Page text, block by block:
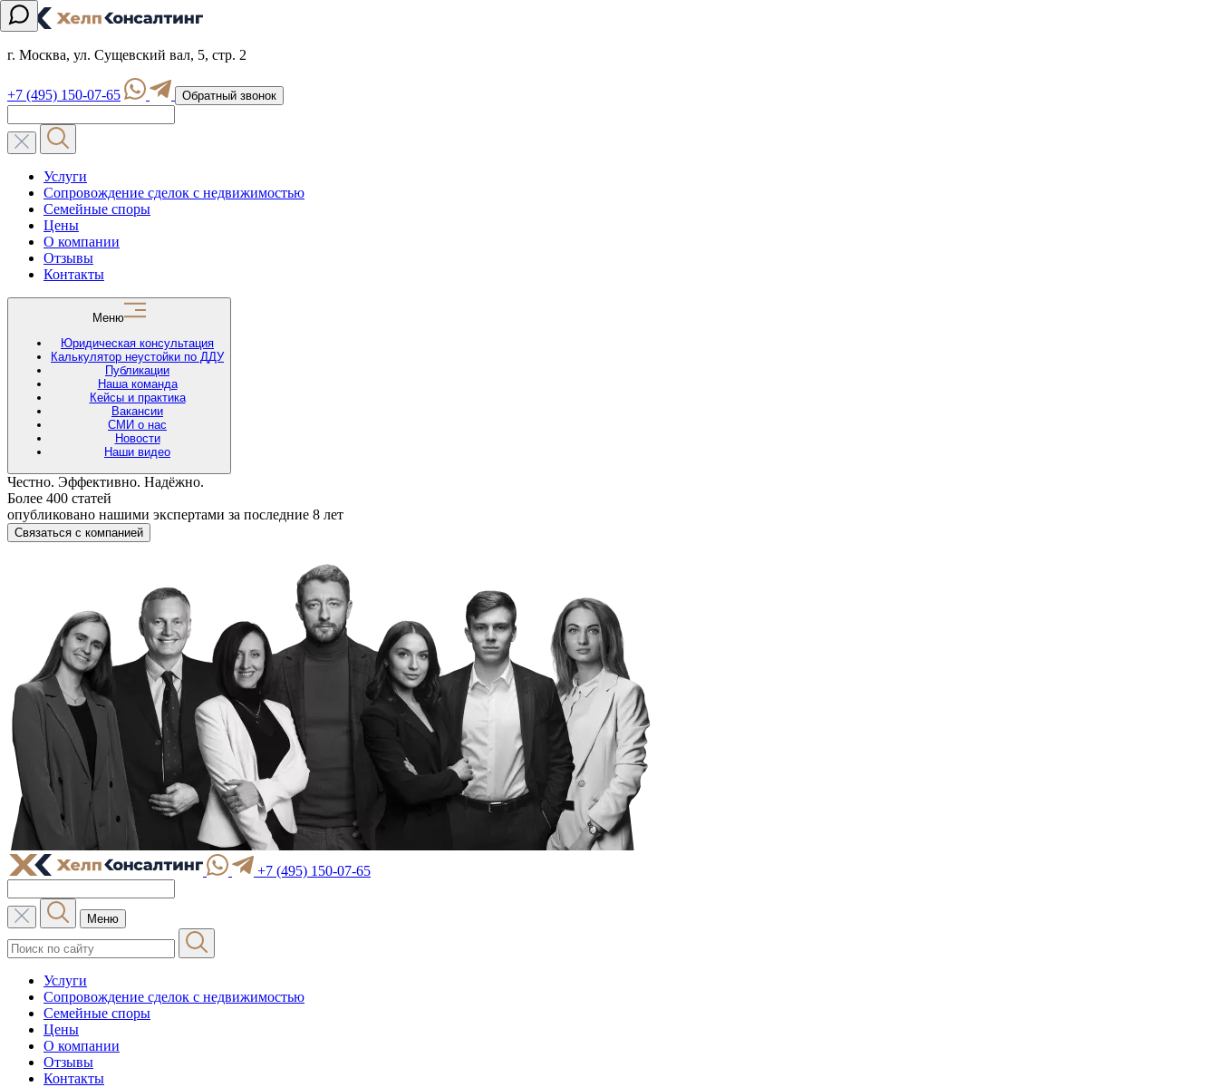
г. Москва, ул. Сущевский вал, 5, стр. 2
+7 (495) 150-07-65 Обратный звонок
Услуги
Сопровождение сделок с недвижимостью
Семейные споры
Цены
О компании
Отзывы
Контакты
Меню
Юридическая консультация
Калькулятор неустойки по ДДУ
Публикации
Наша команда
Кейсы и практика
Вакансии
СМИ о нас
Новости
Наши видео
Честно. Эффективно. Надёжно.
Более 400 статей
опубликовано нашими экспертами за последние 8 лет
Связаться с компанией
+7 (495) 150-07-65
Меню
Услуги
Сопровождение сделок с недвижимостью
Семейные споры
Цены
О компании
Отзывы
Контакты